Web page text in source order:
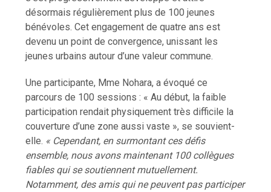
désormais régulièrement plus de 100 jeunes
bénévoles. Cet engagement de quatre ans est
devenu un point de convergence, unissant les
jeunes urbains autour d’une valeur commune.
Une participante, Mme Nohara, a évoqué ce
parcours de 100 sessions : « Au début, la faible
participation rendait physiquement très difficile la
couverture d’une zone aussi vaste », se souvient-
elle. « Cependant, en surmontant ces défis
ensemble, nous avons maintenant 100 collègues
fiables qui se soutiennent mutuellement.
Notamment, des amis qui ne peuvent pas participer